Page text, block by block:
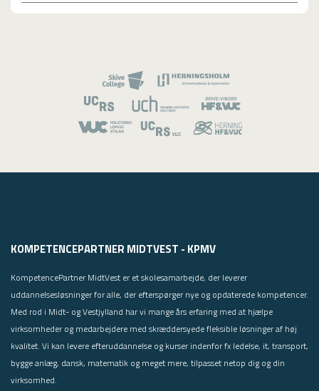
KOMPETENCEPARTNER MIDTVEST - KPMV
KompetencePartner MidtVest er et skolesamarbejde, der leverer
uddannelsesløsninger for alle, der efterspørger nye og opdaterede kompetencer.
Med rod i Midt- og Vestjylland har vi mange års erfaring med at hjælpe
virksomheder og medarbejdere med skræddersyede fleksible løsninger af høj
kvalitet. Vi kan levere efteruddannelse og kurser indenfor fx ledelse, it, transport,
bygge anlæg, dansk, matematik og meget mere, tilpasset netop dig og din
virksomhed.